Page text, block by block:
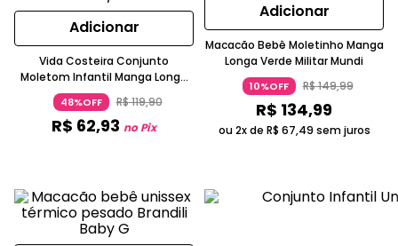
Adicionar
Vida Costeira Conjunto
Moletom Infantil Manga Longa
Zíper e Capuz Azul Marinho
48%OFF R$119,90
R$ 62,93 no Pix
Adicionar
Macacão Bebê Moletinho Manga
Longa Verde Militar Mundi
10%OFF R$149,99
R$ 134,99
ou 2x de R$ 67,49 sem juros